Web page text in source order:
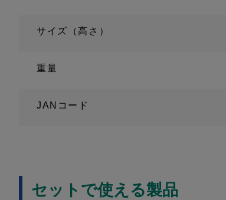
サイズ（高さ）
重量
JANコード
セットで使える製品